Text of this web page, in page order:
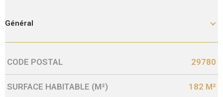
Général
Caractérisque Valeurs
CODE POSTAL 29780
SURFACE HABITABLE (M²) 182 M²